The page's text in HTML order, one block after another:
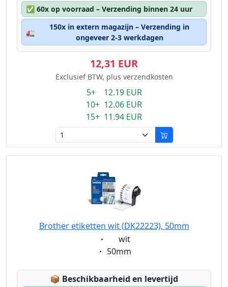
✅ 60x op voorraad – Verzending binnen 24 uur
🚛
150x in extern magazijn – Verzending in
ongeveer 2-3 werkdagen
12,31 EUR
Exclusief BTW, plus verzendkosten
5+ 12.19 EUR
10+ 12.06 EUR
15+ 11.94 EUR
Brother etiketten wit (DK22223), 50mm
Eigenschaft:
wit
Eigenschaft:
50mm
📦 Lagerstatus:
Beschikbaarheid en levertijd